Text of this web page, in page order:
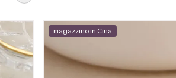
magazzino in Cina